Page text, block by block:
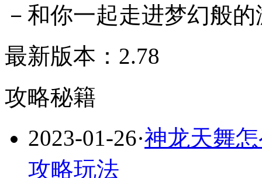
－和你一起走进梦幻般
最新版本：2.78
攻略秘籍
2023-01-26·神龙天舞
攻略玩法